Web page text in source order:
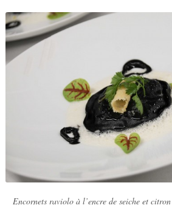
Encornets raviolo à l’encre de seiche et